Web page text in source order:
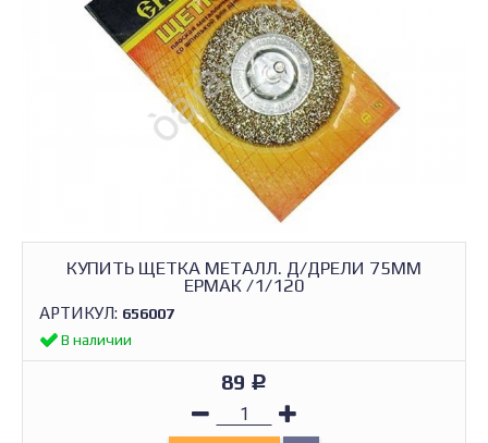
КУПИТЬ ЩЕТКА МЕТАЛЛ. Д/ДРЕЛИ 75ММ
ЕРМАК /1/120
АРТИКУЛ: 656007
В наличии
89 Р